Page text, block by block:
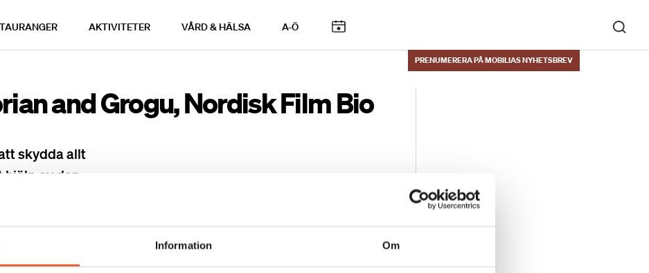
Information Om
AKTIVITETER VÅRD & HÄLSA A-Ö
PRENUMERERA PÅ MOBILIAS NYHETSBREV
and Grogu, Nordisk Film Bio
skydda allt
av den
Djarin (Pedro
The
Favreau och i
Filmen är